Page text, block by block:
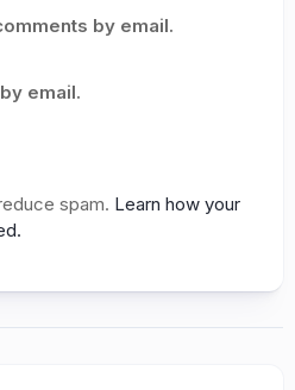
by email.
email.
spam. Learn how your